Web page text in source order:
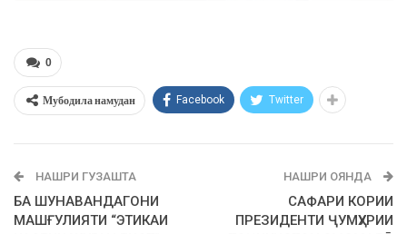
0
Мубодила намудан Facebook Twitter
НАШРИ ГУЗАШТА
БА ШУНАВАНДАГОНИ
МАШҒУЛИЯТИ “ЭТИКАИ
НАШРИ ОЯНДА
САФАРИ КОРИИ
ПРЕЗИДЕНТИ ҶУМҲУРИИ